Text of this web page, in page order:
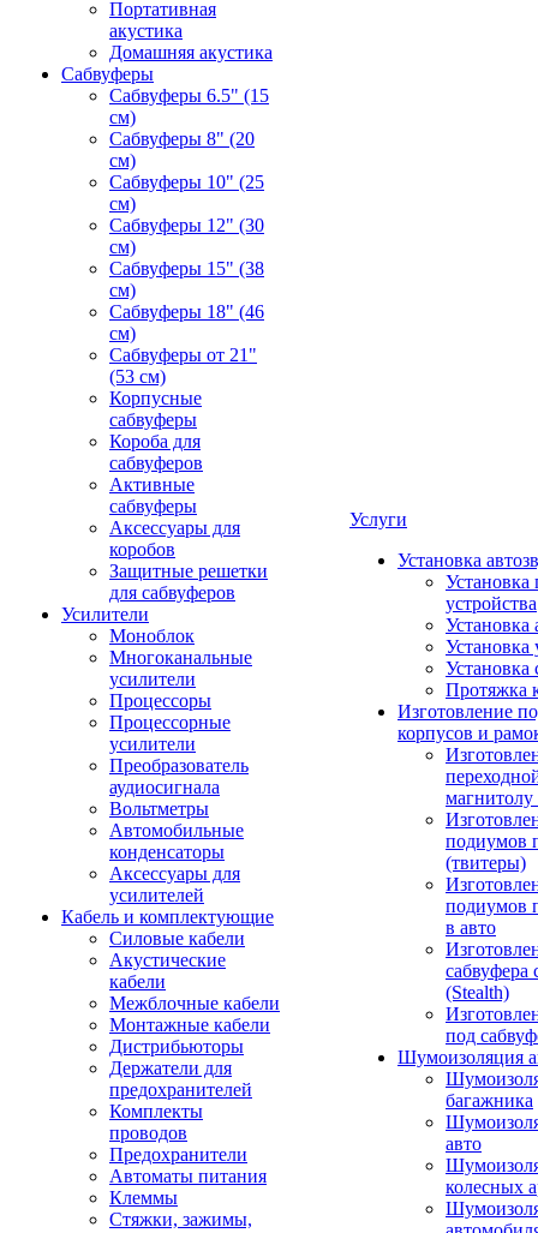
Портативная
акустика
Домашняя акустика
Сабвуферы
Сабвуферы 6.5" (15
см)
Сабвуферы 8" (20
см)
Сабвуферы 10" (25
см)
Сабвуферы 12" (30
см)
Сабвуферы 15" (38
см)
Сабвуферы 18" (46
см)
Сабвуферы от 21"
(53 см)
Корпусные
сабвуферы
Короба для
сабвуферов
Активные
сабвуферы
Аксессуары для
коробов
Защитные решетки
для сабвуферов
Усилители
Моноблок
Многоканальные
усилители
Процессоры
Процессорные
усилители
Преобразователь
аудиосигнала
Вольтметры
Автомобильные
конденсаторы
Аксессуары для
усилителей
Кабель и комплектующие
Силовые кабели
Акустические
кабели
Межблочные кабели
Монтажные кабели
Дистрибьюторы
Держатели для
предохранителей
Комплекты
проводов
Предохранители
Автоматы питания
Клеммы
Стяжки, зажимы,
Услуги
Установка
Установка
устройства
Установка
Установка
Установка
Протяжка
Изготовление
корпусов и
подиумов
(твитеры)
подиумов
в авто
сабвуфера
(Stealth)
под
Шумоизоляция
багажника
авто
колесных